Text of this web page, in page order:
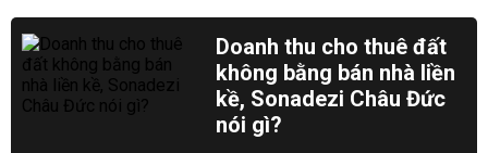
Doanh thu cho thuê đất
không bằng bán nhà liền
kề, Sonadezi Châu Đức
nói gì?